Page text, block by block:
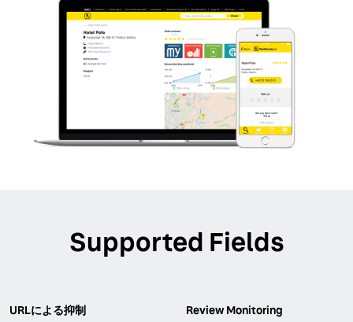
Supported Fields
URLによる抑制 Review Monitoring